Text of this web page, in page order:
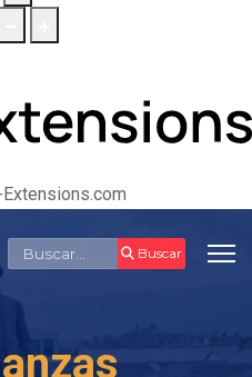
Buscar Buscar